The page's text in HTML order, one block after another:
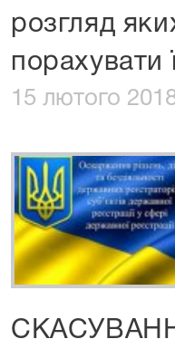
розгляд
порахувати
15 лютого